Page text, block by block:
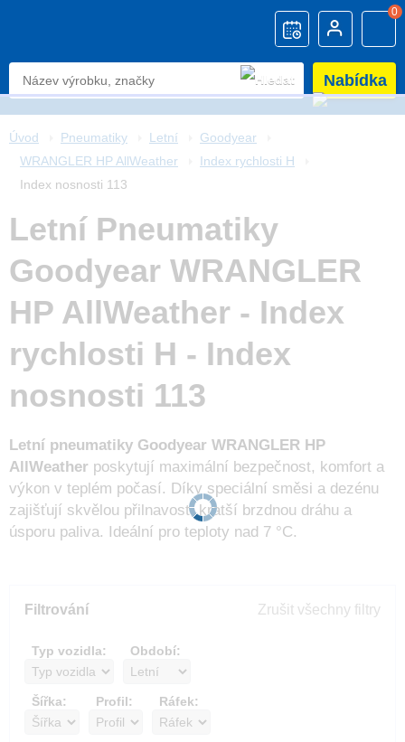
0
Nabídka
Úvod Pneumatiky Letní
Goodyear
WRANGLER HP AllWeather
Index rychlosti H
Index nosnosti 113
Letní Pneumatiky
Goodyear WRANGLER
HP AllWeather - Index
rychlosti H - Index
nosnosti 113
Letní pneumatiky Goodyear WRANGLER HP
AllWeather poskytují maximální bezpečnost, komfort a
výkon v teplém počasí. Díky speciální směsi a dezénu
zajišťují skvělou přilnavost, kratší brzdnou dráhu a
úsporu paliva. Ideální pro teploty nad 7 °C.
Filtrování Zrušit všechny filtry
Typ vozidla: Období:
Šířka: Profil: Ráfek: